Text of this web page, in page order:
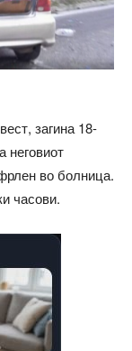
загина 18-
неговиот
во болница.
часови.